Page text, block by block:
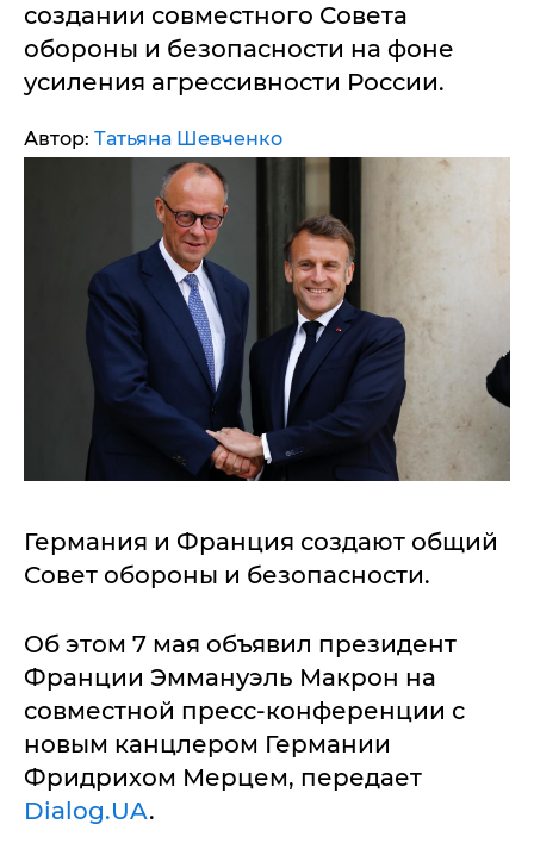
создании совместного Совета
обороны и безопасности на фоне
усиления агрессивности России.
Автор: Татьяна Шевченко
Германия и Франция создают общий
Совет обороны и безопасности.
Об этом 7 мая объявил президент
Франции Эммануэль Макрон на
совместной пресс-конференции с
новым канцлером Германии
Фридрихом Мерцем, передает
Dialog.UA.